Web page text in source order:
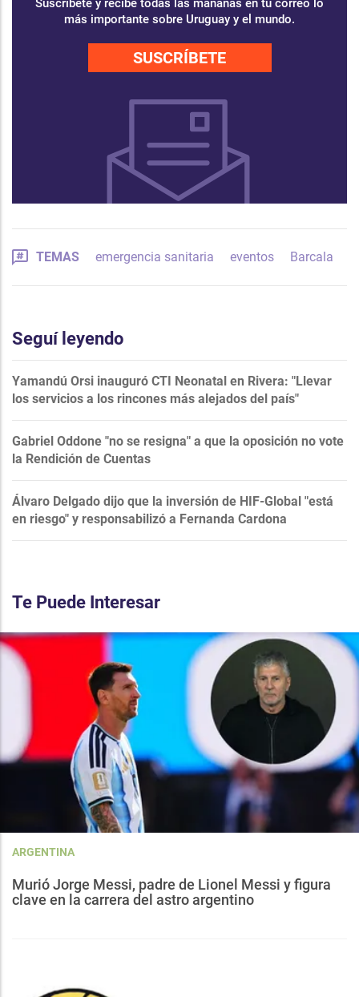
Suscríbete y recibe todas las mañanas en tu correo lo
más importante sobre Uruguay y el mundo.
SUSCRÍBETE
TEMAS emergencia sanitaria eventos Barcala
Seguí leyendo
Yamandú Orsi inauguró CTI Neonatal en Rivera: "Llevar
los servicios a los rincones más alejados del país"
Gabriel Oddone "no se resigna" a que la oposición no vote
la Rendición de Cuentas
Álvaro Delgado dijo que la inversión de HIF-Global "está
en riesgo" y responsabilizó a Fernanda Cardona
Te Puede Interesar
ARGENTINA
Murió Jorge Messi, padre de Lionel Messi y figura
clave en la carrera del astro argentino